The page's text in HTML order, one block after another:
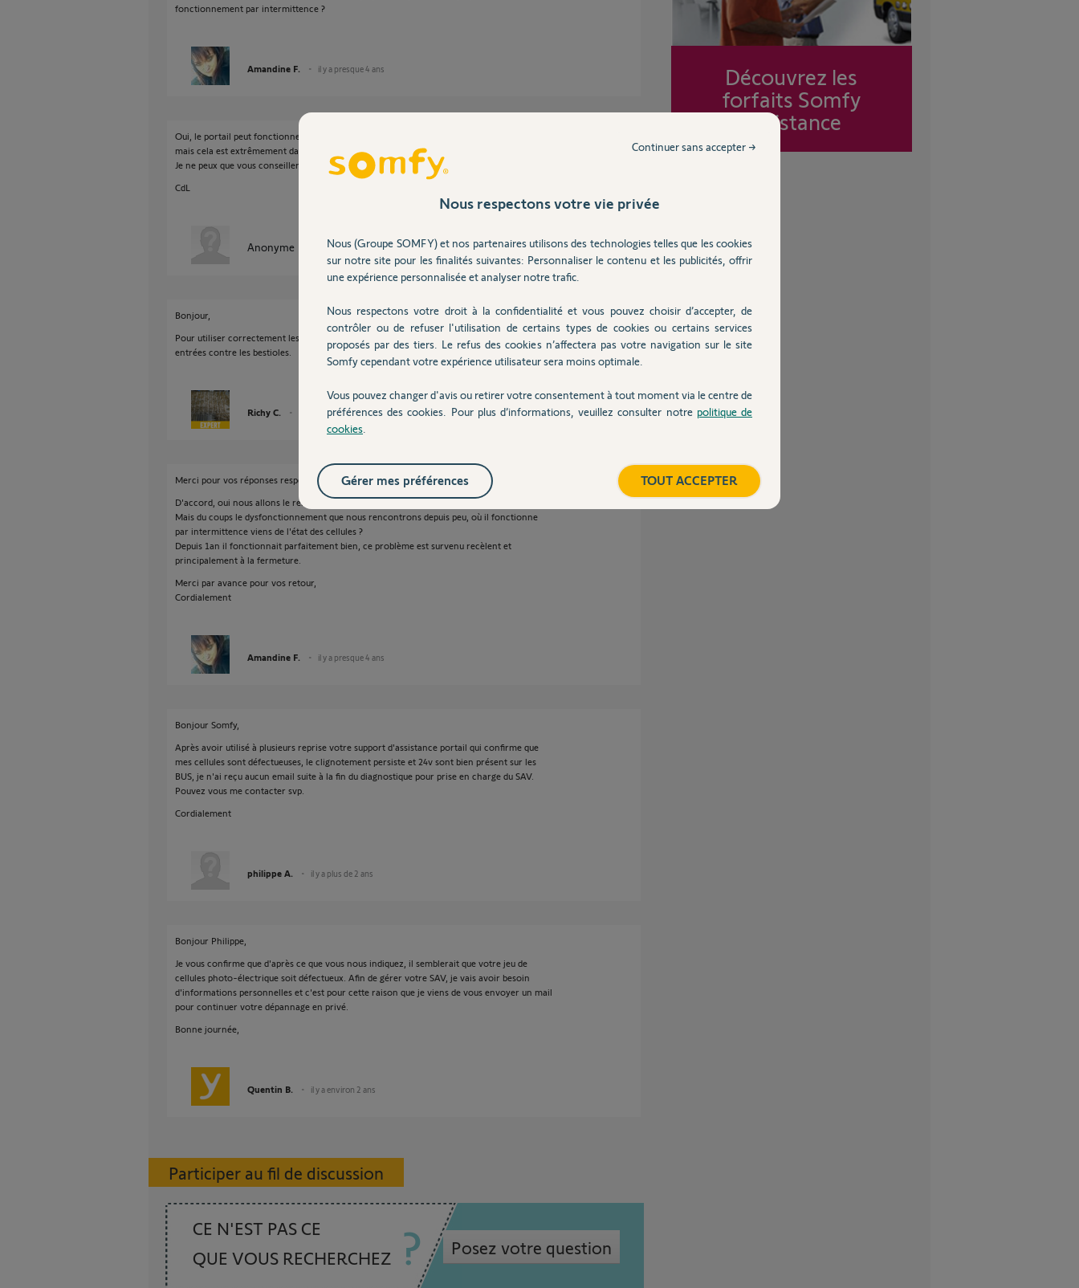
fonctionnement par intermittence ?
Amandine F. il y a presque 4 ans
Oui, le portail peut fonctionner sans les cellules.
mais cela est extrêmement dangereux surtout sur un coulissant !
Je ne peux que vous conseiller de le remettre rapidement aux normes obligatoires de sécu.
CdL
Anonyme il y a presque 4 ans
Bonjour,
Pour utiliser correctement les cellules, il faut en nettoyer l'intérieur et mastiquer les
entrées contre les bestioles.
Richy C. il y a presque 4 ans
Merci pour vos réponses respectives m.
D'accord, oui nous allons le remettre avec les cellules pour la détection.
Mais du coups le dysfonctionnement que nous rencontrons depuis peu, où il fonctionne
par intermittence viens de l'état des cellules ?
Depuis 1an il fonctionnait parfaitement bien, ce problème est survenu recèlent et
principalement à la fermeture.
Merci par avance pour vos retour,
Cordialement
Amandine F. il y a presque 4 ans
Bonjour Somfy,
Après avoir utilisé à plusieurs reprise votre support d'assistance portail qui confirme que
mes cellules sont défectueuses, le clignotement persiste et 24v sont bien présent sur les
BUS, je n'ai reçu aucun email suite à la fin du diagnostique pour prise en charge du SAV.
Pouvez vous me contacter svp.
Cordialement
philippe A. il y a plus de 2 ans
Bonjour Philippe,
Je vous confirme que d'après ce que vous nous indiquez, il semblerait que votre jeu de
cellules photo-électrique soit défectueux. Afin de gérer votre SAV, je vais avoir besoin
d'informations personnelles et c'est pour cette raison que je viens de vous envoyer un mail
pour continuer votre dépannage en privé.
Bonne journée,
Quentin B. il y a environ 2 ans
Participer au fil de discussion
CE N'EST PAS CE
QUE VOUS RECHERCHEZ
Posez votre question
Découvrez les
forfaits Somfy
Assistance
Nous respectons votre vie privée
Nous (Groupe SOMFY) et nos partenaires utilisons des technologies telles que les cookies
sur notre site pour les finalités suivantes: Personnaliser le contenu et les publicités, offrir
une expérience personnalisée et analyser notre trafic.
Nous respectons votre droit à la confidentialité et vous pouvez choisir d’accepter, de
contrôler ou de refuser l'utilisation de certains types de cookies ou certains services
proposés par des tiers. Le refus des cookies n’affectera pas votre navigation sur le site
Somfy cependant votre expérience utilisateur sera moins optimale.
Vous pouvez changer d'avis ou retirer votre consentement à tout moment via le centre de
préférences des cookies. Pour plus d’informations, veuillez consulter notre politique de
cookies
Continuer sans accepter →
TOUT ACCEPTER
Gérer mes préférences